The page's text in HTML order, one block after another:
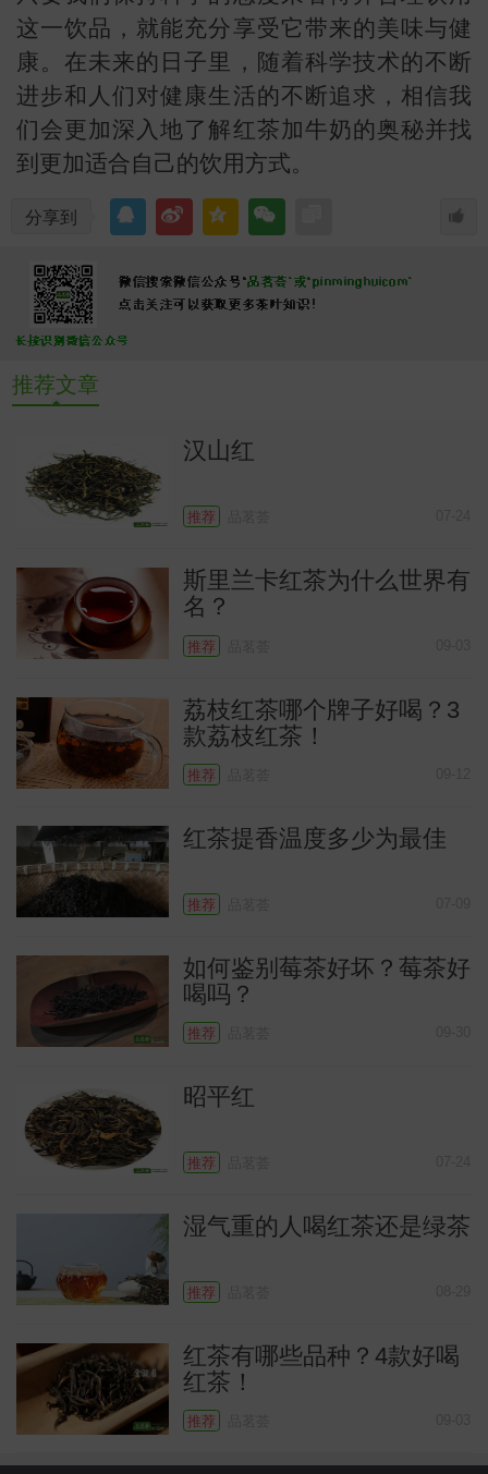
这一饮品，就能充分享受它带来的美味与健
康。在未来的日子里，随着科学技术的不断
进步和人们对健康生活的不断追求，相信我
们会更加深入地了解红茶加牛奶的奥秘并找
到更加适合自己的饮用方式。
分享到
推荐文章
汉山红
推荐
斯里兰卡红茶为什么世界有
名？
推荐
荔枝红茶哪个牌子好喝？3
款荔枝红茶！
推荐
红茶提香温度多少为最佳
推荐
如何鉴别莓茶好坏？莓茶好
喝吗？
推荐
昭平红
推荐
湿气重的人喝红茶还是绿茶
推荐
红茶有哪些品种？4款好喝
红茶！
推荐